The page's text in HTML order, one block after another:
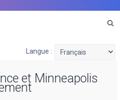
Langue :
et Minneapolis